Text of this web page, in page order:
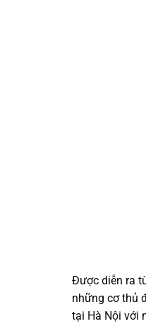
Được diễn ra
những cơ thủ
tại Hà Nội với